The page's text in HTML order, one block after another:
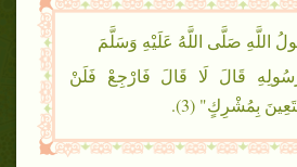
اللَّهِ صَلَّى اللَّهُ عَلَيْهِ وَسَلَّمَ
قَالَ لَا قَالَ فَارْجِعْ فَلَنْ
بِمُشْرِكٍ" (3).